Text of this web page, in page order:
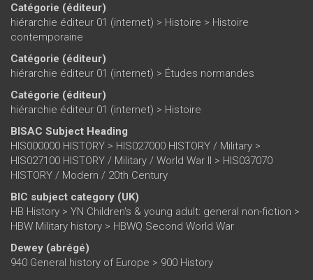
Catégorie (éditeur)
hiérarchie éditeur 01 (internet) > Histoire > Histoire
contemporaine
Catégorie (éditeur)
hiérarchie éditeur 01 (internet) > Études normandes
Catégorie (éditeur)
hiérarchie éditeur 01 (internet) > Histoire
BISAC Subject Heading
HIS000000 HISTORY > HIS027000 HISTORY / Military >
HIS027100 HISTORY / Military / World War II > HIS037070
HISTORY / Modern / 20th Century
BIC subject category (UK)
HB History > YN Children's & young adult: general non-fiction >
HBW Military history > HBWQ Second World War
Dewey (abrégé)
940 General history of Europe > 900 History